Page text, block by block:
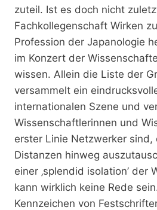
zuteil. Ist es doch nicht
Fachkollegenschaft Wirken
Profession der Japanologie
im Konzert der
wissen. Allein die Liste der
versammelt ein
internationalen Szene und
Wissenschaftlerinnen und
erster Linie Netzwerker sind,
Distanzen hinweg
einer ‚splendid isolation’ der
kann wirklich keine Rede
Kennzeichen von